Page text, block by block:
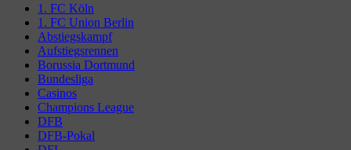
1. FC Köln
1. FC Union Berlin
Abstiegskampf
Aufstiegsrennen
Borussia Dortmund
Bundesliga
Casinos
Champions League
DFB
DFB-Pokal